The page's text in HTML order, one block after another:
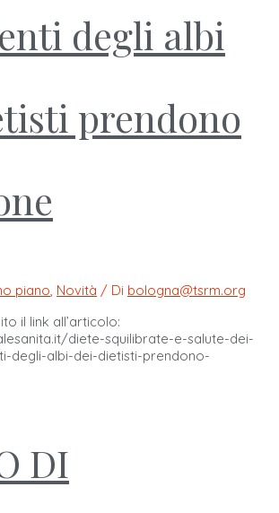
degli albi
prendono
piano, Novità / Di bologna@tsrm.org
il link all’articolo:
diete-squilibrate-e-salute-dei-
degli-albi-dei-dietisti-prendono-
DI